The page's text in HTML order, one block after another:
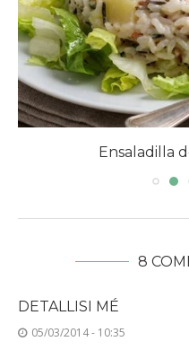
Ensaladilla
8
DETALLISI MÉ
05/03/2014 - 10:35